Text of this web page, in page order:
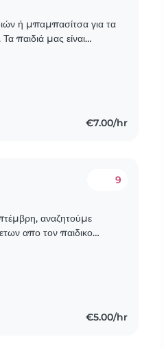
ή μπαμπασίτσα για τα
παιδιά μας είναι
€7.00/hr
9
αναζητούμε
απο τον παιδικο
€5.00/hr